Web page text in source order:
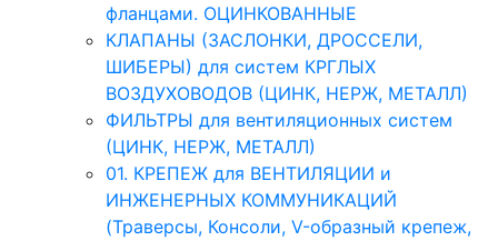
фланцами. ОЦИНКОВАННЫЕ
КЛАПАНЫ (ЗАСЛОНКИ, ДРОССЕЛИ,
ШИБЕРЫ) для систем КРГЛЫХ
ВОЗДУХОВОДОВ (ЦИНК, НЕРЖ, МЕТАЛЛ)
ФИЛЬТРЫ для вентиляционных систем
(ЦИНК, НЕРЖ, МЕТАЛЛ)
01. КРЕПЕЖ для ВЕНТИЛЯЦИИ и
ИНЖЕНЕРНЫХ КОММУНИКАЦИЙ
(Траверсы, Консоли, V-образный крепеж,